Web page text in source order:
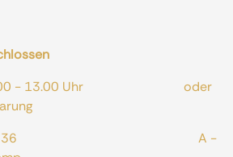
9.00 - 13.00 Uhr oder
36 A -